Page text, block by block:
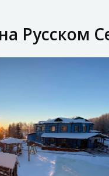
Русском